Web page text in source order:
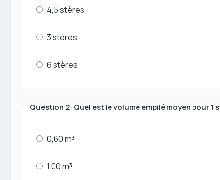
4,5 stères
3 stères
6 stères
Question 2: Quel est le volume empilé moyen pour 1
0,60 m³
1,00 m³